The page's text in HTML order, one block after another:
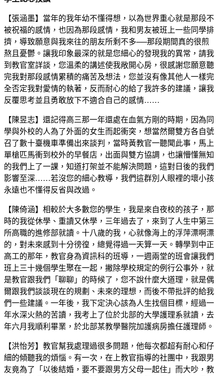
【張涵墨】當年的我年幼不懂得想，以為世界重心就是那段不
被祝福的感情，也因為那段感情，我和男友被班上一些同學排
擠，導致願意與我來往的朋友所剩不多──那段期間真的很煎
熬且憂鬱。讓我印象最深的就是您細心的發現我的異常，請我
到教官室詳談，您溫柔的講述使我敞開心房，很感謝您願意聽
完我對那段感情累積的痛苦及想法，您並沒有像其他人一樣完
全否定我對愛情的執著，反而耐心的給了我許多的建議，讓我
反覆思考並且勇敢放下不適合自己的感情……
【陳昱志】還記得高三那一年還處在血氣方剛的時期，因為同
學與外校的人為了外面的女生而起衝突，想當然爾雙方各自號
召了數十臺機車準備出來談判，當時黃教官一聽聞此事，馬上
單槍匹馬衝到校外的早餐店，出面與雙方協調，也讓懵懂無知
的我們上了一課，知道打架並不能解決問題，這對日後的我們
影響至深……若沒您的細心教導，我們這群別人眼裡的壞小孩
永遠也不懂得反省與改過。
【陳倚涵】相較於大多數您的學生，我是來自夜校的孩子，那
時的我從休學、重讀又休學，三年過去了，來到了人生中第三
所高職的進修部就讀。十八歲的我，心就像海上的浮萍漂啊漂
的，對未來感到十分徬徨，總覺得過一天算一天。轉學到中正
高工的那年，教官身為資訊科的班導，一週兩堂的班會讓我們
班上三十幾個學生聚在一起，撇除學校規定的例行公事外，就
是教官跟我們「聊聊」的時候了，您不說什麼大道理，就是偶
爾跟我們談談現在的規劃、未來的理想，而後不帶批評的給我
們一些建議。一年後，我下定決心該為人生找個目標，經過一
年水深火熱的苦讀，我考上了位於北部的大學護理系就讀，去
年六月我順利畢業，於北部某教學醫院加護病房擔任護理師。
【洪怡芳】教官幫我處理過很多問題，他每次都超有耐心和仔
細的傾聽我的煩惱。有一次，在上教官指導的社團中，我跟男
友竟為了「以後結婚，要不要跟男方父母一起住」而大吵，教